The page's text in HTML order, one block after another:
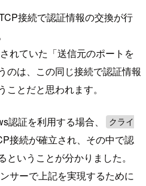
接続で認証情報の交換が行
れていた「送信元のポートを
のは、この同じ接続で認証情報
とだと思われます。
証を利用する場合、
クライ
接続が確立され、その中で認
いうことが分かりました。
サーで上記を実現するために